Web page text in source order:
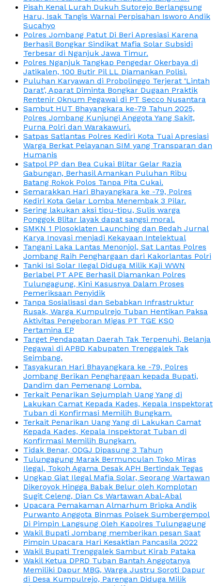
Pisah Kenal Lurah Dukuh Sutorejo Berlangsung
Haru, Isak Tangis Warnai Perpisahan Isworo Andik
Sucahyo
Polres Jombang Patut Di Beri Apresiasi Karena
Berhasil Bongkar Sindikat Mafia Solar Subsidi
Terbesar di Nganjuk Jawa Timur.
Polres Nganjuk Tangkap Pengedar Okerbaya di
Jatikalen, 100 Butir Pil LL Diamankan Polisi.
Puluhan Karyawan di Probolinggo Terjerat ‘Lintah
Darat’, Aparat Diminta Bongkar Dugaan Praktik
Rentenir Oknum Pegawai di PT Secco Nusantara
Sambut HUT Bhayangkara ke-79 Tahun 2025,
Polres Jombang Kunjungi Anggota Yang Sakit,
Purna Polri dan Warakawuri.
Satpas Satlantas Polres Kediri Kota Tuai Apresiasi
Warga Berkat Pelayanan SIM yang Transparan dan
Humanis
Satpol PP dan Bea Cukai Blitar Gelar Razia
Gabungan, Berhasil Amankan Puluhan Ribu
Batang Rokok Polos Tanpa Pita Cukai.
Semarakkan Hari Bhayangkara ke -79, Polres
Kediri Kota Gelar Lomba Menembak 3 Pilar.
Sering lakukan aksi tipu-tipu, Sulis warga
Ponggok Blitar layak dapat sangsi moral.
SMKN 1 Plosoklaten Launching dan Bedah Jurnal
Karya Inovasi menjadi Kekayaan Intelektual
Tangani Laka Lantas Menonjol, Sat Lantas Polres
Jombang Raih Penghargaan dari Kakorlantas Polri
Tanki Isi Solar Ilegal Diduga Milik Kaji WWN
Berlabel PT APE Berhasil Diamankan Polres
Tulungagung, Kini Kasusnya Dalam Proses
Pemeriksaan Penyidik
Tanpa Sosialisasi dan Sebabkan Infrastruktur
Rusak, Warga Kumpulrejo Tuban Hentikan Paksa
Aktivitas Pengeboran Migas PT TGE KSO
Pertamina EP
Target Pendapatan Daerah Tak Terpenuhi, Belanja
Pegawai di APBD Kabupaten Trenggalek Tak
Seimbang.
Tasyakuran Hari Bhayangkara ke -79, Polres
Jombang Berikan Penghargaan kepada Bupati,
Dandim dan Pemenang Lomba.
Terkait Penarikan Sejumplah Uang Yang di
Lakukan Camat Kepada Kades, Kepala Inspektorat
Tuban di Konfirmasi Memilih Bungkam.
Terkait Penarikan Uang Yang di Lakukan Camat
Kepada Kades, Kepala Inspektorat Tuban di
Konfirmasi Memilih Bungkam.
Tidak Benar, ODGJ Dipasung 3 Tahun
Tulungagung Marak Bermunculan Toko Miras
Ilegal, Tokoh Agama Desak APH Bertindak Tegas
Ungkap Giat Ilegal Mafia Solar, Seorang Wartawan
Dikeroyok Hingga Babak Belur oleh Komplotan
Sugit Celeng, Dian Cs Wartawan Abal-Abal
Upacara Pemakaman Almarhum Bripka Andik
Purwanto Anggota Binmas Polsek Sumbergempol
Di Pimpin Langsung Oleh Kapolres Tulungagung
Wakil Bupati Jombang memberikan pesan Saat
Pimpin Upacara Hari Kesaktian Pancasila 2022
Wakil Bupati Trenggalek Sambut Kirab Pataka
Wakil Ketua DPRD Tuban Bantah Anggotanya
Memiliki Dapur MBG, Warga Justru Soroti Dapur
di Desa Kumpulrejo, Parengan Diduga Milik